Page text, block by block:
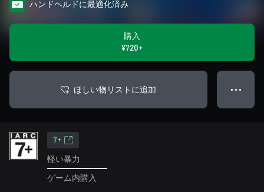
ハンドヘルドに最適化済み
購入
¥720+
ほしい物リストに追加 ● ● ●
7+
軽い暴力
ゲーム内購入